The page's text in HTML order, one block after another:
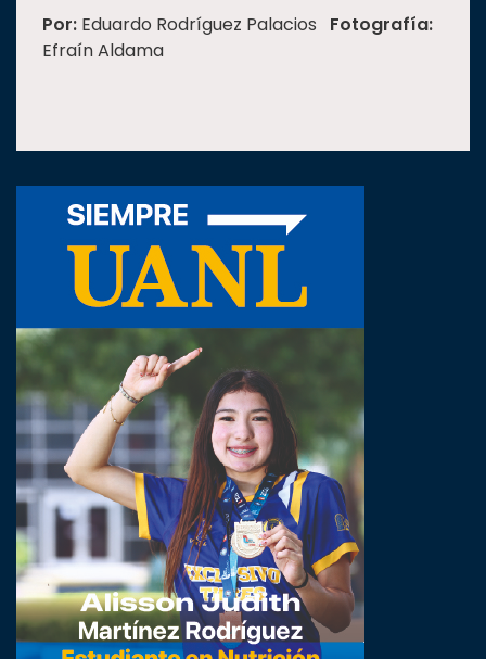
Por: Eduardo Rodríguez Palacios Fotografía:
Efraín Aldama